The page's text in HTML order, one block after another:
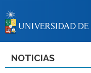
NOTICIAS